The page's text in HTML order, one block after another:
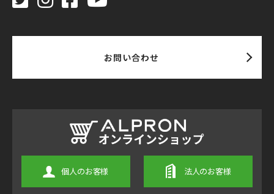
お問い合わせ
個人のお客様 法人のお客様